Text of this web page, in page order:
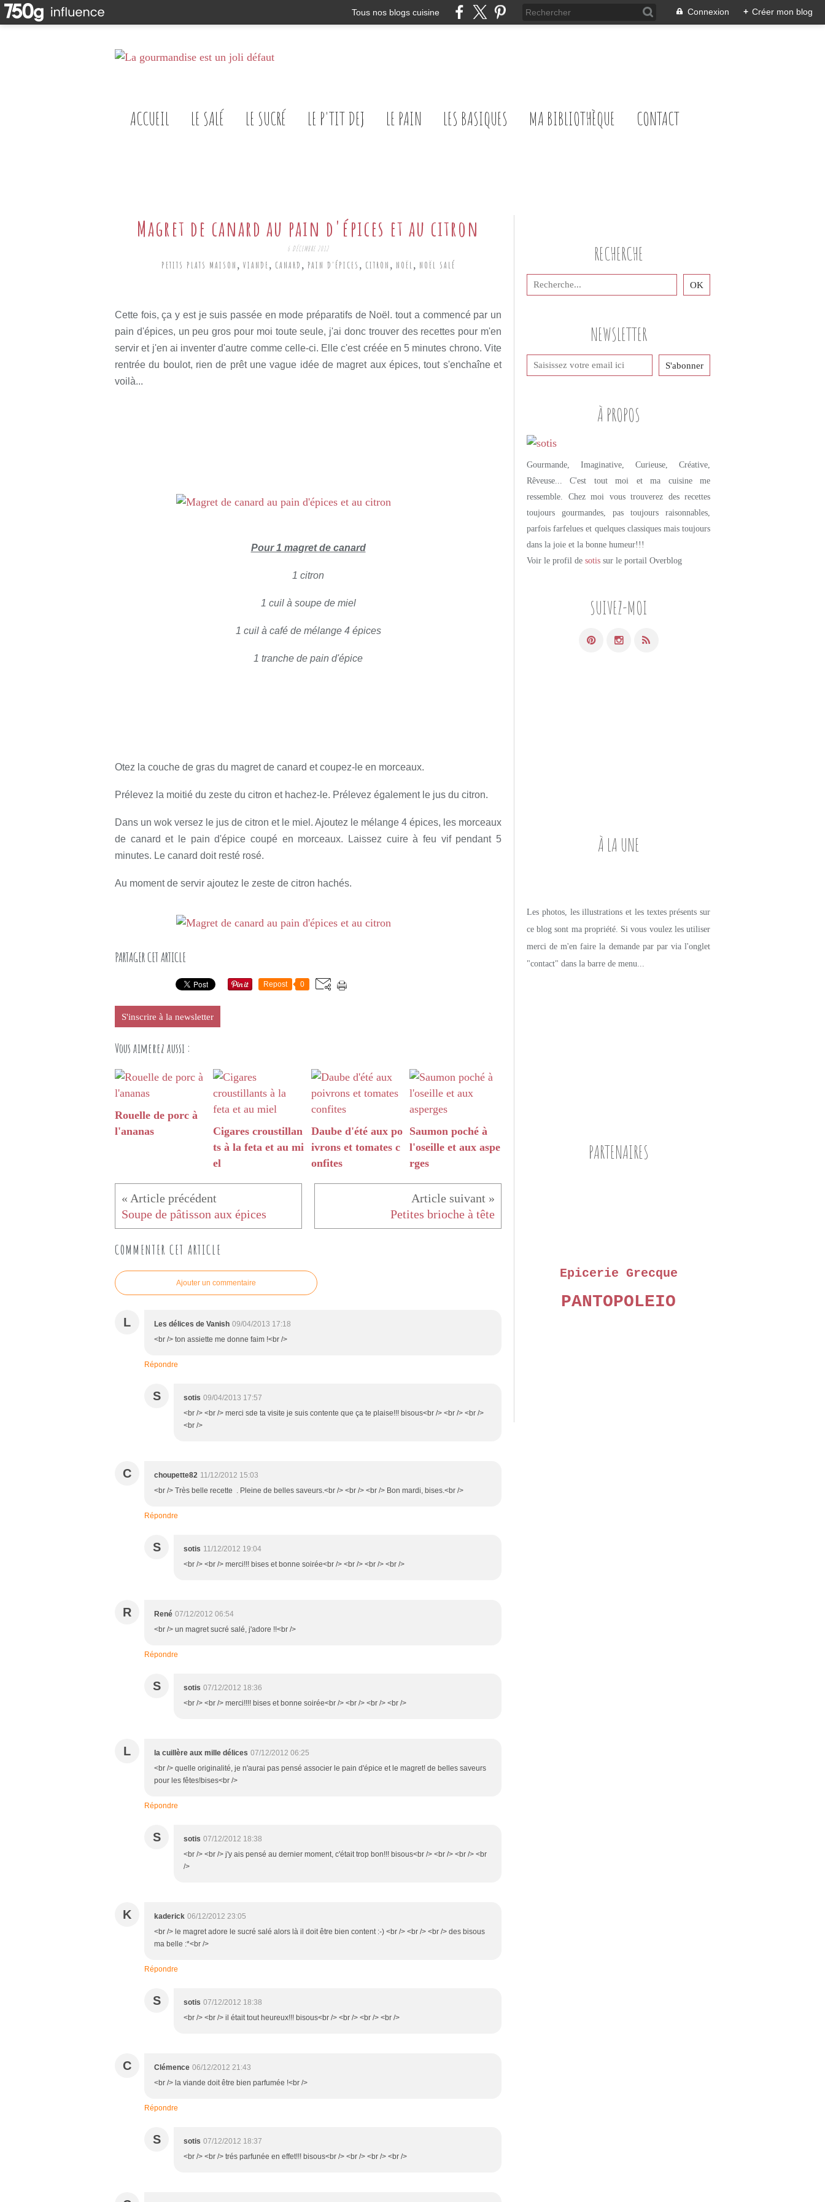
Tous nos blogs cuisine Connexion + Créer mon blog
ACCUEIL LE SALÉ LE SUCRÉ LE P'TIT DEJ LE PAIN LES BASIQUES MA BIBLIOTHÈQUE CONTACT
Magret de canard au pain d'épices et au citron
6 DÉCEMBRE 2012
PETITS PLATS MAISON , VIANDE, CANARD , PAIN D'ÉPICES , CITRON , NOËL, NOËL SALÉ
Cette fois, ça y est je suis passée en mode préparatifs de Noël. tout a commencé par un
pain d'épices, un peu gros pour moi toute seule, j'ai donc trouver des recettes pour m'en
servir et j'en ai inventer d'autre comme celle-ci. Elle c'est créée en 5 minutes chrono. Vite
rentrée du boulot, rien de prêt une vague idée de magret aux épices, tout s'enchaîne et
voilà...
Pour 1 magret de canard
1 citron
1 cuil à soupe de miel
1 cuil à café de mélange 4 épices
1 tranche de pain d'épice
Otez la couche de gras du magret de canard et coupez-le en morceaux.
Prélevez la moitié du zeste du citron et hachez-le. Prélevez également le jus du citron.
Dans un wok versez le jus de citron et le miel. Ajoutez le mélange 4 épices, les morceaux
de canard et le pain d'épice coupé en morceaux. Laissez cuire à feu vif pendant 5
minutes. Le canard doit resté rosé.
Au moment de servir ajoutez le zeste de citron hachés.
PARTAGER CET ARTICLE
Repost 0
S'inscrire à la newsletter
Vous aimerez aussi :
Rouelle de porc à
l'ananas
Cigares croustillan
ts à la feta et au mi
el
Daube d'été aux po
ivrons et tomates c
onfites
Saumon poché à
l'oseille et aux aspe
rges
Soupe de pâtisson aux épices Petites brioche à tête
COMMENTER CET ARTICLE
Ajouter un commentaire
L Les délices de Vanish 09/04/2013 17:18
<br /> ton assiette me donne faim !<br />
Répondre
S sotis 09/04/2013 17:57
<br /> <br /> merci sde ta visite je suis contente que ça te plaise!!! bisous<br /> <br /> <br />
<br />
C choupette82 11/12/2012 15:03
<br /> Très belle recette . Pleine de belles saveurs.<br /> <br /> <br /> Bon mardi, bises.<br />
Répondre
S sotis 11/12/2012 19:04
<br /> <br /> merci!!! bises et bonne soirée<br /> <br /> <br /> <br />
R René 07/12/2012 06:54
<br /> un magret sucré salé, j'adore !!<br />
Répondre
S sotis 07/12/2012 18:36
<br /> <br /> merci!!!! bises et bonne soirée<br /> <br /> <br /> <br />
L la cuillère aux mille délices 07/12/2012 06:25
<br /> quelle originalité, je n'aurai pas pensé associer le pain d'épice et le magret! de belles saveurs
pour les fêtes!bises<br />
Répondre
S sotis 07/12/2012 18:38
<br /> <br /> j'y ais pensé au dernier moment, c'était trop bon!!! bisous<br /> <br /> <br /> <br
/>
K kaderick 06/12/2012 23:05
<br /> le magret adore le sucré salé alors là il doit être bien content :-) <br /> <br /> <br /> des bisous
ma belle :*<br />
Répondre
S sotis 07/12/2012 18:38
<br /> <br /> il était tout heureux!!! bisous<br /> <br /> <br /> <br />
C Clémence 06/12/2012 21:43
<br /> la viande doit être bien parfumée !<br />
Répondre
S sotis 07/12/2012 18:37
<br /> <br /> trés parfunée en effet!!! bisous<br /> <br /> <br /> <br />
NEWSLETTER
SUIVEZ-MOI
RECHERCHE
À PROPOS
Gourmande, Imaginative, Curieuse, Créative,
Rêveuse... C'est tout moi et ma cuisine me
ressemble. Chez moi vous trouverez des recettes
toujours gourmandes, pas toujours raisonnables,
parfois farfelues et quelques classiques mais toujours
dans la joie et la bonne humeur!!!
Voir le profil de sotis sur le portail Overblog
À LA UNE
Les photos, les illustrations et les textes présents sur
ce blog sont ma propriété. Si vous voulez les utiliser
merci de m'en faire la demande par par via l'onglet
"contact" dans la barre de menu...
PARTENAIRES
Epicerie Grecque
PANTOPOLEIO